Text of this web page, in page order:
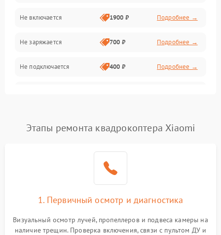
Механические повреждения
Не включается 1900 ₽ Подробнее →
Не заряжается 700 ₽ Подробнее →
Не подключается 400 ₽ Подробнее →
Этапы ремонта квадрокоптера Xiaomi
1. Первичный осмотр и диагностика
Визуальный осмотр лучей, пропеллеров и подвеса камеры на
наличие трещин. Проверка включения, связи с пультом ДУ и